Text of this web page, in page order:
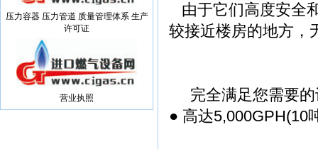
压力容器 压力管道 质量管理体系 生产
许可证
营业执照
由于它们高度安全
较接近楼房的地方
完全满足您需要的
● 高达5,000GPH(10